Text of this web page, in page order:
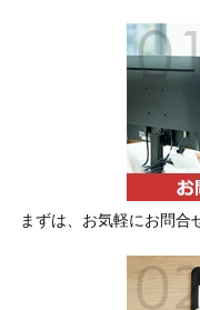
まずは、お気軽にお問合